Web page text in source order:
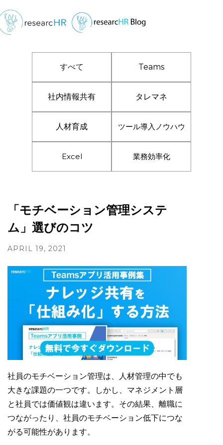
すべて Teams
社内情報共有 タレマネ
人材育成 ツール導入ノウハウ
Excel 業務効率化
「モチベーション管理システ
ム」選びのコツ
APRIL 19, 2021
社員のモチベーション管理は、人材管理の中でも
大きな課題の一つです。しかし、マネジメント層
と社員では価値観は違います。その結果、離職に
つながったり、社員のモチベーション低下につな
がる可能性があります。